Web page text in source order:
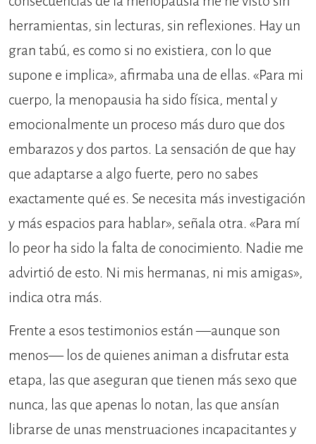
herramientas, sin lecturas, sin reflexiones. Hay un
gran tabú, es como si no existiera, con lo que
supone e implica», afirmaba una de ellas. «Para mi
cuerpo, la menopausia ha sido física, mental y
emocionalmente un proceso más duro que dos
embarazos y dos partos. La sensación de que hay
que adaptarse a algo fuerte, pero no sabes
exactamente qué es. Se necesita más investigación
y más espacios para hablar», señala otra. «Para mí
lo peor ha sido la falta de conocimiento. Nadie me
advirtió de esto. Ni mis hermanas, ni mis amigas»,
indica otra más.
Frente a esos testimonios están —aunque son
menos— los de quienes animan a disfrutar esta
etapa, las que aseguran que tienen más sexo que
nunca, las que apenas lo notan, las que ansían
librarse de unas menstruaciones incapacitantes y